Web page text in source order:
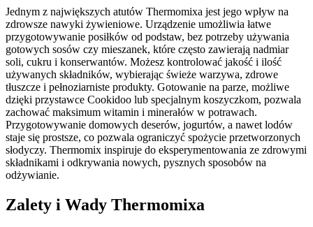
Jednym z największych atutów Thermomixa jest jego wpływ na
zdrowsze nawyki żywieniowe. Urządzenie umożliwia łatwe
przygotowywanie posiłków od podstaw, bez potrzeby używania
gotowych sosów czy mieszanek, które często zawierają nadmiar
soli, cukru i konserwantów. Możesz kontrolować jakość i ilość
używanych składników, wybierając świeże warzywa, zdrowe
tłuszcze i pełnoziarniste produkty. Gotowanie na parze, możliwe
dzięki przystawce Cookidoo lub specjalnym koszyczkom, pozwala
zachować maksimum witamin i minerałów w potrawach.
Przygotowywanie domowych deserów, jogurtów, a nawet lodów
staje się prostsze, co pozwala ograniczyć spożycie przetworzonych
słodyczy. Thermomix inspiruje do eksperymentowania ze zdrowymi
składnikami i odkrywania nowych, pysznych sposobów na
odżywianie.
Zalety i Wady Thermomixa